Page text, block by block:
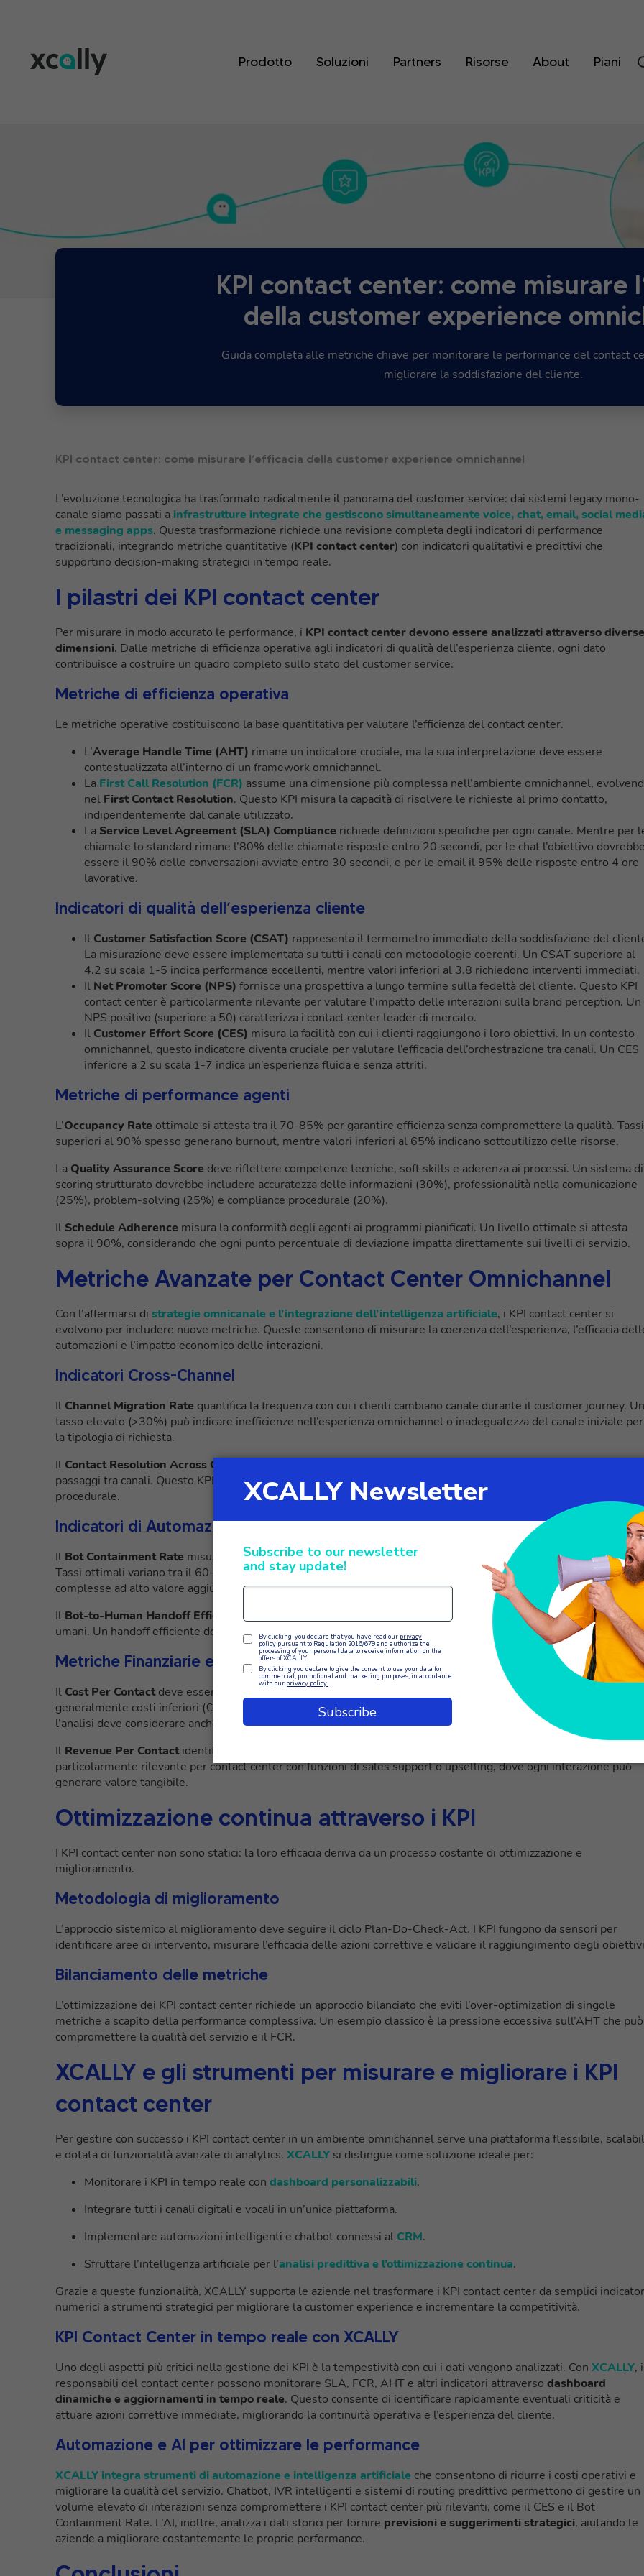
Prodotto Soluzioni Partners Risorse About Piani
KPI contact center: come misurare
della customer experience
Guida completa alle metriche chiave per monitorare le performance del contact
migliorare la soddisfazione del cliente.
KPI contact center: come misurare l’efficacia della customer experience omnichannel
L’evoluzione tecnologica ha trasformato radicalmente il panorama del customer service: dai sistemi legacy mono-
canale siamo passati a infrastrutture integrate che gestiscono simultaneamente voice, chat, email, social
e messaging apps. Questa trasformazione richiede una revisione completa degli indicatori di performance
tradizionali, integrando metriche quantitative (KPI contact center) con indicatori qualitativi e predittivi che
supportino decision-making strategici in tempo reale.
I pilastri dei KPI contact center
Per misurare in modo accurato le performance, i KPI contact center devono essere analizzati attraverso diverse
dimensioni. Dalle metriche di efficienza operativa agli indicatori di qualità dell’esperienza cliente, ogni dato
contribuisce a costruire un quadro completo sullo stato del customer service.
Metriche di efficienza operativa
Le metriche operative costituiscono la base quantitativa per valutare l’efficienza del contact center.
L’Average Handle Time (AHT) rimane un indicatore cruciale, ma la sua interpretazione deve essere
contestualizzata all’interno di un framework omnichannel.
La First Call Resolution (FCR) assume una dimensione più complessa nell’ambiente omnichannel,
nel First Contact Resolution. Questo KPI misura la capacità di risolvere le richieste al primo contatto,
indipendentemente dal canale utilizzato.
La Service Level Agreement (SLA) Compliance richiede definizioni specifiche per ogni canale. Mentre per
chiamate lo standard rimane l’80% delle chiamate risposte entro 20 secondi, per le chat l’obiettivo
essere il 90% delle conversazioni avviate entro 30 secondi, e per le email il 95% delle risposte entro 4 ore
lavorative.
Indicatori di qualità dell’esperienza cliente
Il Customer Satisfaction Score (CSAT) rappresenta il termometro immediato della soddisfazione del
La misurazione deve essere implementata su tutti i canali con metodologie coerenti. Un CSAT superiore al
4.2 su scala 1-5 indica performance eccellenti, mentre valori inferiori al 3.8 richiedono interventi immediati.
Il Net Promoter Score (NPS) fornisce una prospettiva a lungo termine sulla fedeltà del cliente. Questo KPI
contact center è particolarmente rilevante per valutare l’impatto delle interazioni sulla brand perception. Un
NPS positivo (superiore a 50) caratterizza i contact center leader di mercato.
Il Customer Effort Score (CES) misura la facilità con cui i clienti raggiungono i loro obiettivi. In un contesto
omnichannel, questo indicatore diventa cruciale per valutare l’efficacia dell’orchestrazione tra canali. Un CES
inferiore a 2 su scala 1-7 indica un’esperienza fluida e senza attriti.
Metriche di performance agenti
L’Occupancy Rate ottimale si attesta tra il 70-85% per garantire efficienza senza compromettere la qualità. Tassi
superiori al 90% spesso generano burnout, mentre valori inferiori al 65% indicano sottoutilizzo delle risorse.
La Quality Assurance Score deve riflettere competenze tecniche, soft skills e aderenza ai processi. Un sistema di
scoring strutturato dovrebbe includere accuratezza delle informazioni (30%), professionalità nella comunicazione
(25%), problem-solving (25%) e compliance procedurale (20%).
Il Schedule Adherence misura la conformità degli agenti ai programmi pianificati. Un livello ottimale si attesta
sopra il 90%, considerando che ogni punto percentuale di deviazione impatta direttamente sui livelli di servizio.
Metriche Avanzate per Contact Center Omnichannel
Con l’affermarsi di strategie omnicanale e l’integrazione dell’intelligenza artificiale, i KPI contact center si
evolvono per includere nuove metriche. Queste consentono di misurare la coerenza dell’esperienza, l’efficacia
automazioni e l’impatto economico delle interazioni.
Indicatori Cross-Channel
Il Channel Migration Rate quantifica la frequenza con cui i clienti cambiano canale durante il customer journey. Un
tasso elevato (>30%) può indicare inefficienze nell’esperienza omnichannel o inadeguatezza del canale iniziale per
la tipologia di richiesta.
Il Contact Resolution Across Channels
passaggi tra canali. Questo KPI contact center è fondamentale per valutare l’efficacia dell’integrazione tecnologica
procedurale.
Indicatori di Automazione e AI
Il Bot Containment Rate misura la percentuale di interazioni risolte completamente da chatbot o IVR intelligenti.
Tassi ottimali variano tra il 60-80% per query semplici, permettendo agli agenti di concentrarsi su casistiche
complesse ad alto valore aggiunto.
Il Bot-to-Human Handoff Efficiency
valuta la qualità dei trasferimenti dalle soluzioni automatizzate agli
umani. Un handoff efficiente dovrebbe trasferire il contesto completo della conversazione in meno di 30 secondi.
Metriche Finanziarie e ROI
Il Cost Per Contactdeve essere calcolato per canale e tipologia di interazione. Email e chat presentano
generalmente costi inferiori (€2-5 per contatto) rispetto alle chiamate telefoniche (€8-15 per chiamata), ma
l’analisi deve considerare anche i tassi di risoluzione e soddisfazione.
Il Revenue Per Contactidentifica il valore economico generato dalle interazioni del contact center. Questo KPI è
particolarmente rilevante per contact center con funzioni di sales support o upselling, dove ogni interazione può
generare valore tangibile.
Ottimizzazione continua attraverso i KPI
I KPI contact center non sono statici: la loro efficacia deriva da un processo costante di ottimizzazione e
miglioramento.
Metodologia di miglioramento
L’approccio sistemico al miglioramento deve seguire il ciclo Plan-Do-Check-Act. I KPI fungono da sensori per
identificare aree di intervento, misurare l’efficacia delle azioni correttive e validare il raggiungimento degli
Bilanciamento delle metriche
L’ottimizzazione dei KPI contact center richiede un approccio bilanciato che eviti l’over-optimization di singole
metriche a scapito della performance complessiva. Un esempio classico è la pressione eccessiva sull’AHT che può
compromettere la qualità del servizio e il FCR.
XCALLY e gli strumenti per misurare e migliorare i KPI
contact center
Per gestire con successo i KPI contact center in un ambiente omnichannel serve una piattaforma flessibile,
e dotata di funzionalità avanzate di analytics. XCALLY si distingue come soluzione ideale per:
Monitorare i KPI in tempo reale con dashboard personalizzabili.
Integrare tutti i canali digitali e vocali in un’unica piattaforma.
Implementare automazioni intelligenti e chatbot connessi al CRM.
Sfruttare l’intelligenza artificiale per l’analisi predittiva e l’ottimizzazione continua.
Grazie a queste funzionalità, XCALLY supporta le aziende nel trasformare i KPI contact center da semplici
numerici a strumenti strategici per migliorare la customer experience e incrementare la competitività.
KPI Contact Center in tempo reale con XCALLY
Uno degli aspetti più critici nella gestione dei KPI è la tempestività con cui i dati vengono analizzati. Con XCALLY, i
responsabili del contact center possono monitorare SLA, FCR, AHT e altri indicatori attraverso dashboard
dinamiche e aggiornamenti in tempo reale. Questo consente di identificare rapidamente eventuali criticità e
attuare azioni correttive immediate, migliorando la continuità operativa e l’esperienza del cliente.
Automazione e AI per ottimizzare le performance
XCALLY integra strumenti di automazione e intelligenza artificiale che consentono di ridurre i costi operativi e
migliorare la qualità del servizio. Chatbot, IVR intelligenti e sistemi di routing predittivo permettono di gestire un
volume elevato di interazioni senza compromettere i KPI contact center più rilevanti, come il CES e il Bot
Containment Rate. L’AI, inoltre, analizza i dati storici per fornire previsioni e suggerimenti strategici, aiutando le
aziende a migliorare costantemente le proprie performance.